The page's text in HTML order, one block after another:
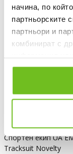
начина, по
партньорските
партньори и
комбинират с
ползването от
Спортен екип UA
Tracksuit Novelty